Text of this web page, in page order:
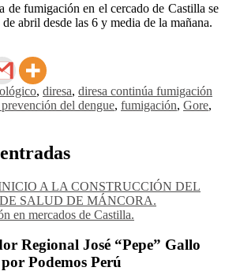
de fumigación en el cercado de Castilla se
abril desde las 6 y media de la mañana.
, diresa, diresa continúa fumigación
del dengue, fumigación, Gore,
A LA CONSTRUCCIÓN DEL
SALUD DE MÁNCORA.
en mercados de Castilla.
Regional José “Pepe” Gallo
Podemos Perú